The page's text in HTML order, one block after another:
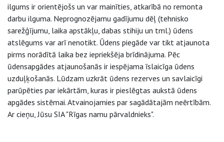
ilgums ir orientējošs un var mainīties, atkarībā no remonta
darbu ilguma. Neprognozējamu gadījumu dēļ (tehnisko
sarežģījumu, laika apstākļu, dabas stihiju un tml.) ūdens
atslēgums var arī nenotikt. Ūdens piegāde var tikt atjaunota
pirms norādītā laika bez iepriekšēja brīdinājuma. Pēc
ūdensapgādes atjaunošanās ir iespējama īslaicīga ūdens
uzduļķošanās. Lūdzam uzkrāt ūdens rezerves un savlaicīgi
parūpēties par iekārtām, kuras ir pieslēgtas aukstā ūdens
apgādes sistēmai. Atvainojamies par sagādātajām neērtībām.
Ar cieņu, Jūsu SIA "Rīgas namu pārvaldnieks".